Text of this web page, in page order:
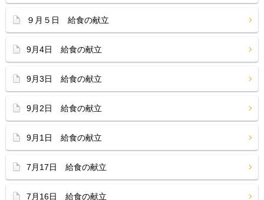
９月５日 給食の献立
9月4日 給食の献立
9月3日 給食の献立
9月2日 給食の献立
9月1日 給食の献立
7月17日 給食の献立
7月16日 給食の献立